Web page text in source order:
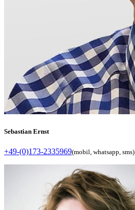
Sebastian Ernst
+49-(0)173-2335969(mobil, whatsapp, sms)